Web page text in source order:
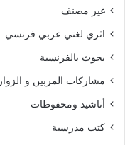
غير مصنف
اثري لغتي عربي فرنسي
بحوث بالفرنسية
مشاركات المربين و الزوار
أناشيد ومحفوظات
كتب مدرسية